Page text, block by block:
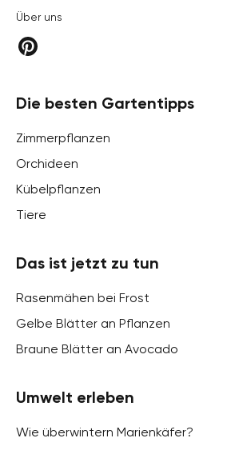
Über uns
Die besten Gartentipps
Zimmerpflanzen
Orchideen
Kübelpflanzen
Tiere
Das ist jetzt zu tun
Rasenmähen bei Frost
Gelbe Blätter an Pflanzen
Braune Blätter an Avocado
Umwelt erleben
Wie überwintern Marienkäfer?